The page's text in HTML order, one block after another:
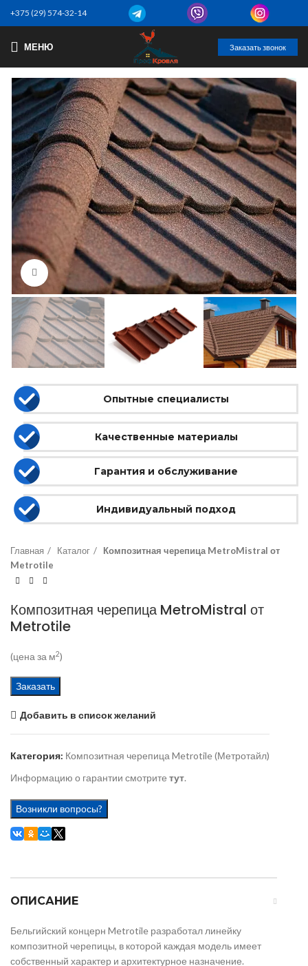
+375 (29) 574-32-14
МЕНЮ Заказать звонок
Нажмите, чтобы увеличить
Опытные специалисты
Качественные материалы
Гарантия и обслуживание
Индивидуальный подход
Главная Каталог
Композитная черепица MetroMistral от
Metrotile
Композитная черепица MetroMistral от
Metrotile
(цена за м2)
Заказать
Добавить в список желаний
Категория: Композитная черепица Metrotile (Метротайл)
Информацию о гарантии смотрите тут.
Возникли вопросы?
ОПИСАНИЕ
Бельгийский концерн Metrotile разработал линейку
композитной черепицы, в которой каждая модель имеет
собственный характер и архитектурное назначение.